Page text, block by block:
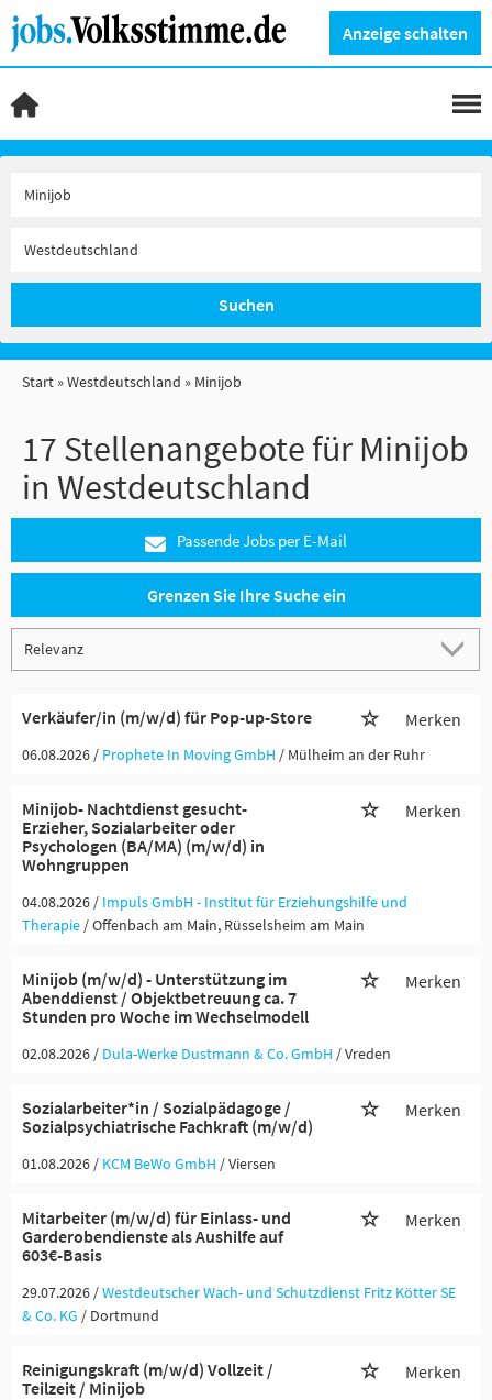
Anzeige schalten
Suchen
Start Westdeutschland Minijob
17 Stellenangebote für Minijob
in Westdeutschland
Passende Jobs per E-Mail
Grenzen Sie Ihre Suche ein
Verkäufer/in (m/w/d) für Pop-up-Store Merken
06.08.2026 / Prophete In Moving GmbH / Mülheim an der Ruhr
Minijob- Nachtdienst gesucht-
Erzieher, Sozialarbeiter oder
Psychologen (BA/MA) (m/w/d) in
Wohngruppen
Merken
04.08.2026 / Impuls GmbH - Institut für Erziehungshilfe und
Therapie / Offenbach am Main, Rüsselsheim am Main
Minijob (m/w/d) - Unterstützung im
Abenddienst / Objektbetreuung ca. 7
Stunden pro Woche im Wechselmodell
Merken
02.08.2026 / Dula-Werke Dustmann & Co. GmbH / Vreden
Sozialarbeiter*in / Sozialpädagoge /
Sozialpsychiatrische Fachkraft (m/w/d)
Merken
01.08.2026 / KCM BeWo GmbH / Viersen
Mitarbeiter (m/w/d) für Einlass- und
Garderobendienste als Aushilfe auf
603€-Basis
Merken
29.07.2026 /Westdeutscher Wach- und Schutzdienst Fritz Kötter SE
& Co. KG / Dortmund
Reinigungskraft (m/w/d) Vollzeit /
Teilzeit / Minijob
Merken